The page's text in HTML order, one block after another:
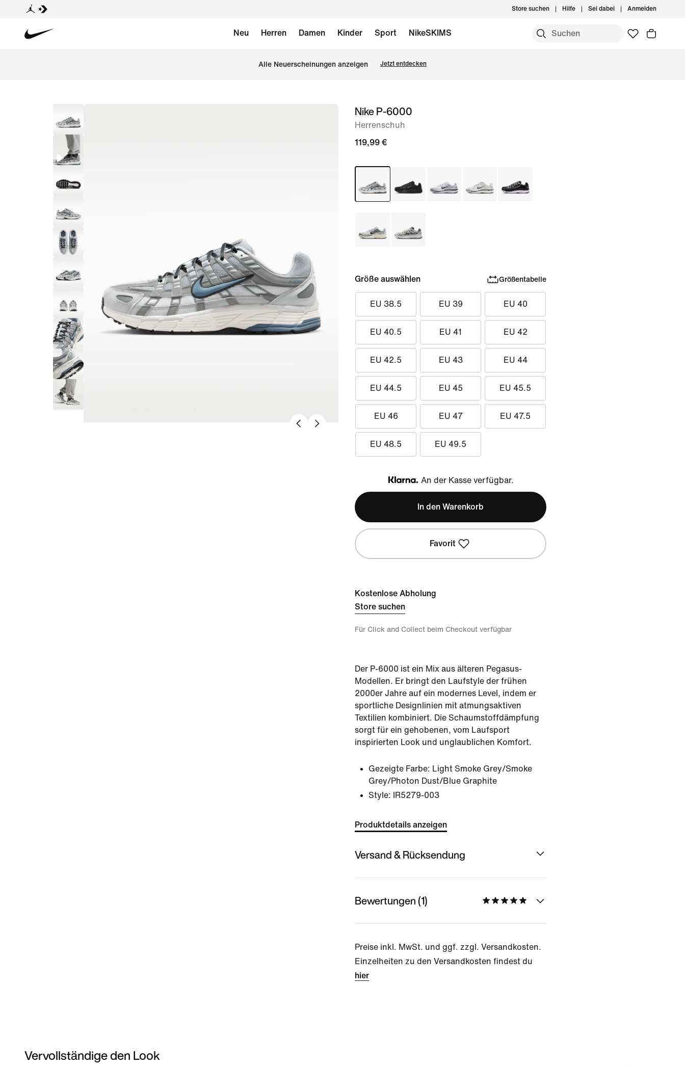
Store suchen Hilfe Sei dabei Anmelden
Neu Herren Damen Kinder Sport NikeSKIMS
Alle Neuerscheinungen anzeigen Jetzt entdecken
Bild 1Nike P-6000
Herrenschuh
119,99 €
Größe auswählen Größentabelle
EU 38.5 EU 39 EU 40
EU 40.5 EU 41 EU 42
EU 42.5 EU 43 EU 44
EU 44.5 EU 45 EU 45.5
EU 46 EU 47 EU 47.5
EU 48.5 EU 49.5
Klarna
An der Kasse verfügbar.
In den Warenkorb
Favorit
Kostenlose Abholung
Store suchen
Für Click and Collect beim Checkout verfügbar
Der P-6000 ist ein Mix aus älteren Pegasus-
Modellen. Er bringt den Laufstyle der frühen
2000er Jahre auf ein modernes Level, indem er
sportliche Designlinien mit atmungsaktiven
Textilien kombiniert. Die Schaumstoffdämpfung
sorgt für ein gehobenen, vom Laufsport
inspirierten Look und unglaublichen Komfort.
Gezeigte Farbe: Light Smoke Grey/Smoke
Grey/Photon Dust/Blue Graphite
Style:
IR5279-003
Produktdetails anzeigen
Versand & Rücksendung
Bewertungen (1)
Preise inkl. MwSt. und ggf. zzgl. Versandkosten.
Einzelheiten zu den Versandkosten findest du
hier
Vervollständige den Look